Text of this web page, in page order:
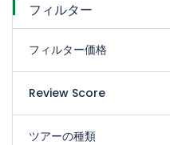
フィルター
フィルター価格
Review Score
ツアーの種類